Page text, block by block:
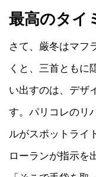
最高のタイ
さて、厳冬はマフ
くと、三首ともに
い出すのは、デザ
す。パリコレのリ
ルがスポットライ
ローランが指示を